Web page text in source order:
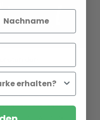
bestehen aus
bedeutet, dass der
oder teilweise auf